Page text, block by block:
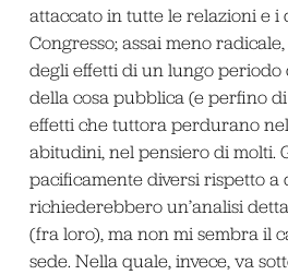
attaccato in tutte le relazioni e i
Congresso; assai meno
degli effetti di un lungo periodo
della cosa pubblica (e perfino
effetti che tuttora perdurano
abitudini, nel pensiero di molti.
pacificamente diversi rispetto a
richiederebbero un’analisi
(fra loro), ma non mi sembra il
sede. Nella quale, invece, va